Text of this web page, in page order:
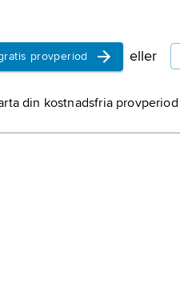
provperiod eller
din kostnadsfria